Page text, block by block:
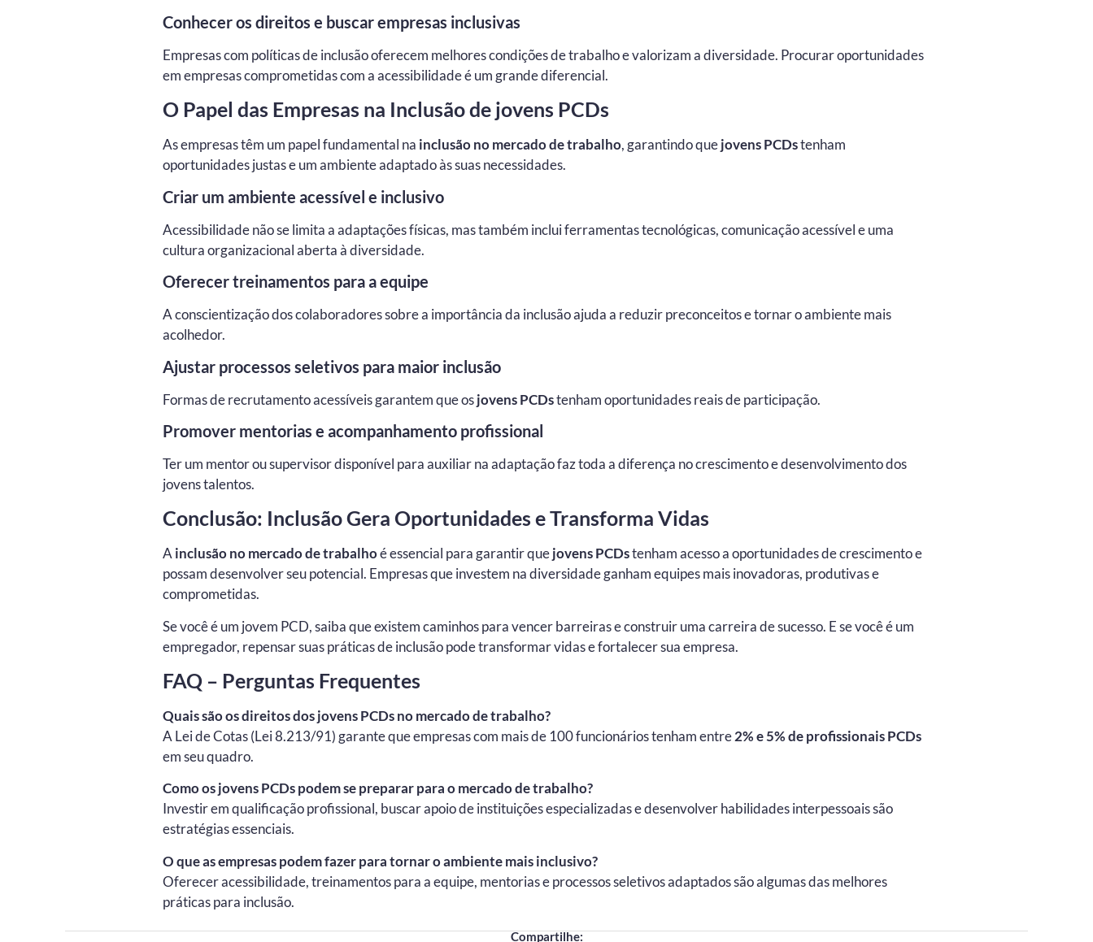
Conhecer os direitos e buscar empresas inclusivas
Empresas com políticas de inclusão oferecem melhores condições de trabalho e valorizam a diversidade. Procurar oportunidades
em empresas comprometidas com a acessibilidade é um grande diferencial.
O Papel das Empresas na Inclusão de jovens PCDs
As empresas têm um papel fundamental na inclusão no mercado de trabalho, garantindo quejovens PCDstenham
oportunidades justas e um ambiente adaptado às suas necessidades.
Criar um ambiente acessível e inclusivo
Acessibilidade não se limita a adaptações físicas, mas também inclui ferramentas tecnológicas, comunicação acessível e uma
cultura organizacional aberta à diversidade.
Oferecer treinamentos para a equipe
A conscientização dos colaboradores sobre a importância da inclusão ajuda a reduzir preconceitos e tornar o ambiente mais
acolhedor.
Ajustar processos seletivos para maior inclusão
Formas de recrutamento acessíveis garantem que osjovens PCDstenham oportunidades reais de participação.
Promover mentorias e acompanhamento profissional
Ter um mentor ou supervisor disponível para auxiliar na adaptação faz toda a diferença no crescimento e desenvolvimento dos
jovens talentos.
Conclusão: Inclusão Gera Oportunidades e Transforma Vidas
Ainclusão no mercado de trabalhoé essencial para garantir quejovens PCDstenham acesso a oportunidades de crescimento e
possam desenvolver seu potencial. Empresas que investem na diversidade ganham equipes mais inovadoras, produtivas e
comprometidas.
Se você é um jovem PCD, saiba que existem caminhos para vencer barreiras e construir uma carreira de sucesso. E se você é um
empregador, repensar suas práticas de inclusão pode transformar vidas e fortalecer sua empresa.
FAQ – Perguntas Frequentes
Quais são os direitos dos jovens PCDs no mercado de trabalho?
A Lei de Cotas (Lei 8.213/91) garante que empresas com mais de 100 funcionários tenham entre2% e 5% de profissionais PCDs
em seu quadro.
Como os jovens PCDs podem se preparar para o mercado de trabalho?
Investir em qualificação profissional, buscar apoio de instituições especializadas e desenvolver habilidades interpessoais são
estratégias essenciais.
O que as empresas podem fazer para tornar o ambiente mais inclusivo?
Oferecer acessibilidade, treinamentos para a equipe, mentorias e processos seletivos adaptados são algumas das melhores
práticas para inclusão.
Compartilhe: